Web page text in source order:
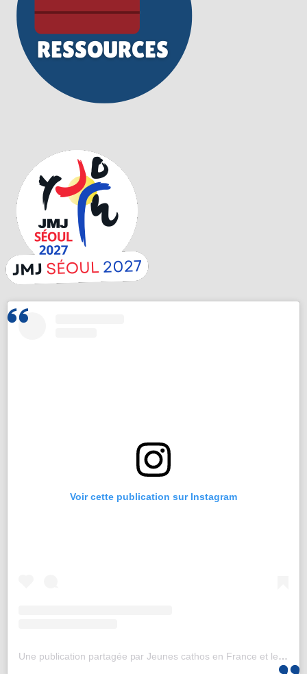
Voir cette publication sur Instagram
Une publication partagée par Jeunes cathos en France et les JMJ de Corée 2027 (@jeunescathos_fr)